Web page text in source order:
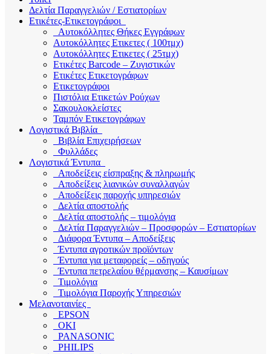
Δελτία Παραγγελιών / Εστιατορίων
Ετικέτες-Ετικετογράφοι
Αυτοκόλλητες Θήκες Εγγράφων
Αυτοκόλλητες Ετικετες ( 100τμχ)
Αυτοκόλλητες Ετικετες ( 25τμχ)
Ετικέτες Barcode – Ζυγιστικών
Ετικέτες Ετικετογράφων
Ετικετογράφοι
Πιστόλια Ετικετών Ρούχων
Σακουλοκλείστες
Ταμπόν Ετικετογράφων
Λογιστικά Βιβλία
Βιβλία Επιχειρήσεων
Φυλλάδες
Λογιστικά Έντυπα
Αποδείξεις είσπραξης & πληρωμής
Αποδείξεις λιανικών συναλλαγών
Αποδείξεις παροχής υπηρεσιών
Δελτία αποστολής
Δελτία αποστολής – τιμολόγια
Δελτία Παραγγελιών – Προσφορών – Εστιατορίων
Διάφορα Έντυπα – Αποδείξεις
Έντυπα αγροτικών προϊόντων
Έντυπα για μεταφορείς – οδηγούς
Έντυπα πετρελαίου θέρμανσης – Καυσίμων
Τιμολόγια
Τιμολόγια Παροχής Υπηρεσιών
Μελανοταινίες
EPSON
OKI
PANASONIC
PHILIPS